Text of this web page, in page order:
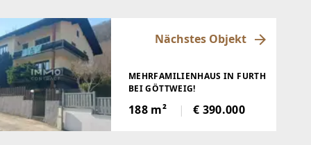
Nächstes Objekt
MEHRFAMILIENHAUS IN FURTH
BEI GÖTTWEIG!
188 m² € 390.000